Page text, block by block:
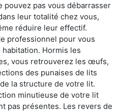
pas vous débarrasser
leur totalité chez vous,
réduire leur effectif.
professionnel pour vous
Hormis les
vous retrouverez les œufs,
des punaises de lits
la structure de votre lit.
minutieuse de votre lit
pas présentes. Les revers de